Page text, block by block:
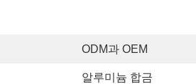
ODM과 OEM
알루미늄 합금